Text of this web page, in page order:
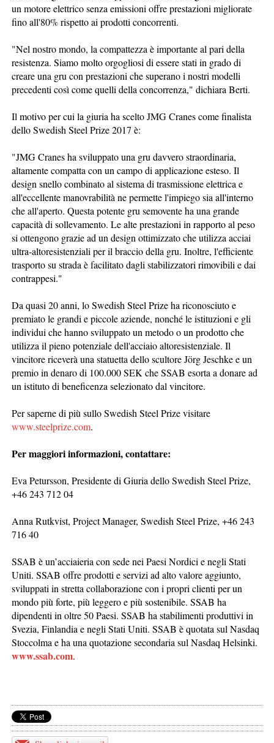
un motore elettrico senza emissioni offre prestazioni migliorate
fino all'80% rispetto ai prodotti concorrenti.
"Nel nostro mondo, la compattezza è importante al pari della
resistenza. Siamo molto orgogliosi di essere stati in grado di
creare una gru con prestazioni che superano i nostri modelli
precedenti così come quelli della concorrenza," dichiara Berti.
Il motivo per cui la giuria ha scelto JMG Cranes come finalista
dello Swedish Steel Prize 2017 è:
"JMG Cranes ha sviluppato una gru davvero straordinaria,
altamente compatta con un campo di applicazione esteso. Il
design snello combinato al sistema di trasmissione elettrica e
all'eccellente manovrabilità ne permette l'impiego sia all'interno
che all'aperto. Questa potente gru semovente ha una grande
capacità di sollevamento. Le alte prestazioni in rapporto al peso
si ottengono grazie ad un design ottimizzato che utilizza acciai
ultra-altoresistenziali per il braccio della gru. Inoltre, l'efficiente
trasporto su strada è facilitato dagli stabilizzatori rimovibili e dai
contrappesi."
Da quasi 20 anni, lo Swedish Steel Prize ha riconosciuto e
premiato le grandi e piccole aziende, nonché le istituzioni e gli
individui che hanno sviluppato un metodo o un prodotto che
utilizza il pieno potenziale dell'acciaio altoresistenziale. Il
vincitore riceverà una statuetta dello scultore Jörg Jeschke e un
premio in denaro di 100.000 SEK che SSAB esorta a donare ad
un istituto di beneficenza selezionato dal vincitore.
Per saperne di più sullo Swedish Steel Prize visitare
www.steelprize.com.
Per maggiori informazioni, contattare:
Eva Petursson, Presidente di Giuria dello Swedish Steel Prize,
+46 243 712 04
Anna Rutkvist, Project Manager, Swedish Steel Prize, +46 243
716 40
SSAB è un’acciaieria con sede nei Paesi Nordici e negli Stati
Uniti. SSAB offre prodotti e servizi ad alto valore aggiunto,
sviluppati in stretta collaborazione con i propri clienti per un
mondo più forte, più leggero e più sostenibile. SSAB ha
dipendenti in oltre 50 Paesi. SSAB ha stabilimenti produttivi in
Svezia, Finlandia e negli Stati Uniti. SSAB è quotata sul Nasdaq
Stoccolma e ha una quotazione secondaria sul Nasdaq Helsinki.
www.ssab.com.